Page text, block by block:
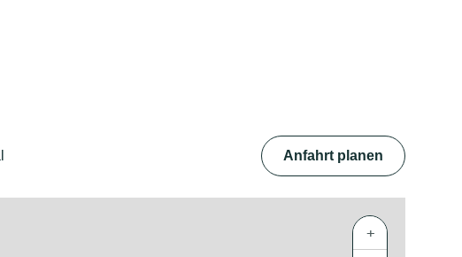
Anfahrt planen
+